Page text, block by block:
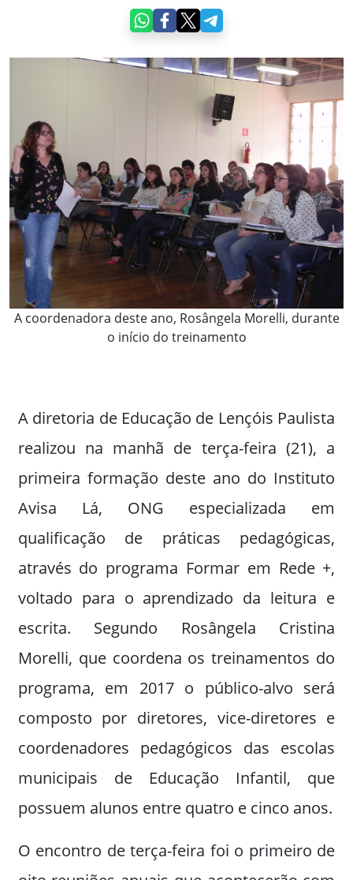
A coordenadora deste ano, Rosângela Morelli, durante
o início do treinamento
A diretoria de Educação de Lençóis Paulista
realizou na manhã de terça-feira (21), a
primeira formação deste ano do Instituto
Avisa Lá, ONG especializada em
qualificação de práticas pedagógicas,
através do programa Formar em Rede +,
voltado para o aprendizado da leitura e
escrita. Segundo Rosângela Cristina
Morelli, que coordena os treinamentos do
programa, em 2017 o público-alvo será
composto por diretores, vice-diretores e
coordenadores pedagógicos das escolas
municipais de Educação Infantil, que
possuem alunos entre quatro e cinco anos.
O encontro de terça-feira foi o primeiro de